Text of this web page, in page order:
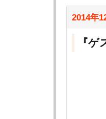
2014年
『ゲ